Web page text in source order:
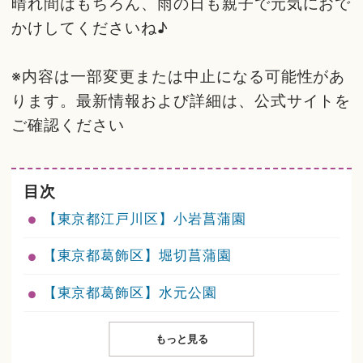
かけしてくださいね♪
※内容は一部変更または中止になる可能性があ
ります。最新情報および詳細は、公式サイトを
ご確認ください
目次
【東京都江戸川区】小岩菖蒲園
【東京都葛飾区】堀切菖蒲園
【東京都葛飾区】水元公園
もっと見る